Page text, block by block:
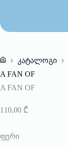
Home
კატალოგი
A FAN OF
A FAN OF
110,00 ₾
ფერი